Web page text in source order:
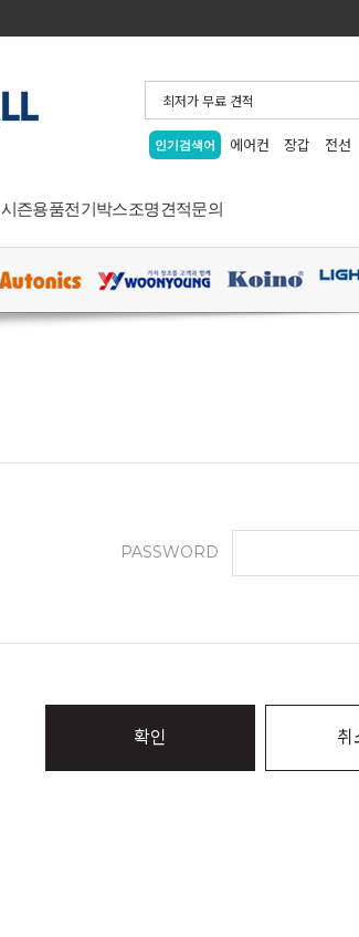
인기검색어 에어컨 장갑 전선
시즌용품전기박스조명견적문의
PASSWORD
확인 취